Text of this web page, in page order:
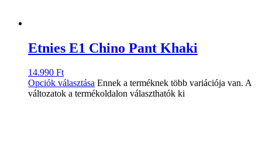
Etnies E1 Chino Pant Khaki
14.990 Ft
Opciók választása Ennek a terméknek több variációja van. A
változatok a termékoldalon választhatók ki